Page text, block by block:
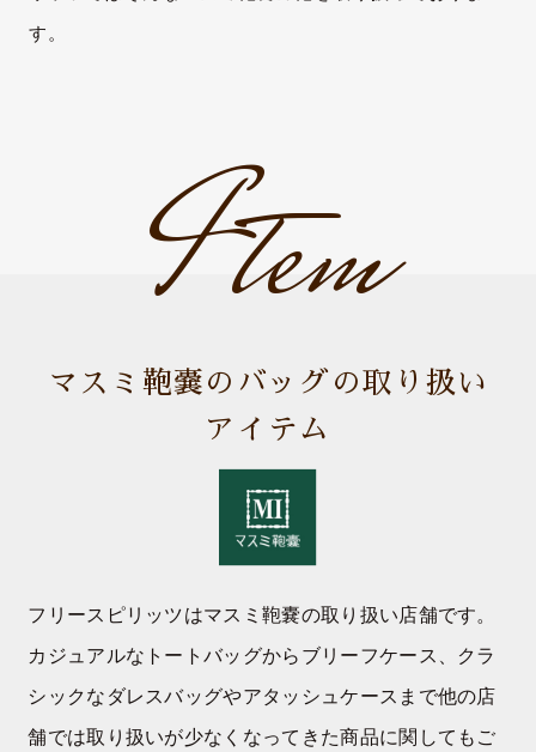
す。
Item
マスミ鞄嚢のバッグの取り扱い
アイテム
フリースピリッツはマスミ鞄嚢の取り扱い店舗です。
カジュアルなトートバッグからブリーフケース、クラ
シックなダレスバッグやアタッシュケースまで他の店
舗では取り扱いが少なくなってきた商品に関してもご